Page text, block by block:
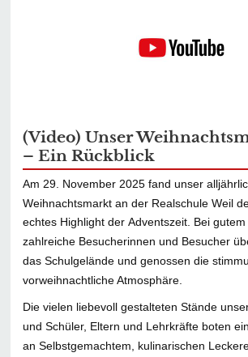
(Video) Unser
– Ein Rückblick
Am 29. November 2025 fand unser
Weihnachtsmarkt an der Realschule Weil
echtes Highlight der Adventszeit. Bei
zahlreiche Besucherinnen und Besucher
das Schulgelände und genossen die
vorweihnachtliche Atmosphäre.
Die vielen liebevoll gestalteten Stände
und Schüler, Eltern und Lehrkräfte boten
an Selbstgemachtem, kulinarischen